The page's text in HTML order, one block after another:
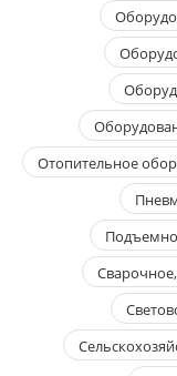
Отопительное